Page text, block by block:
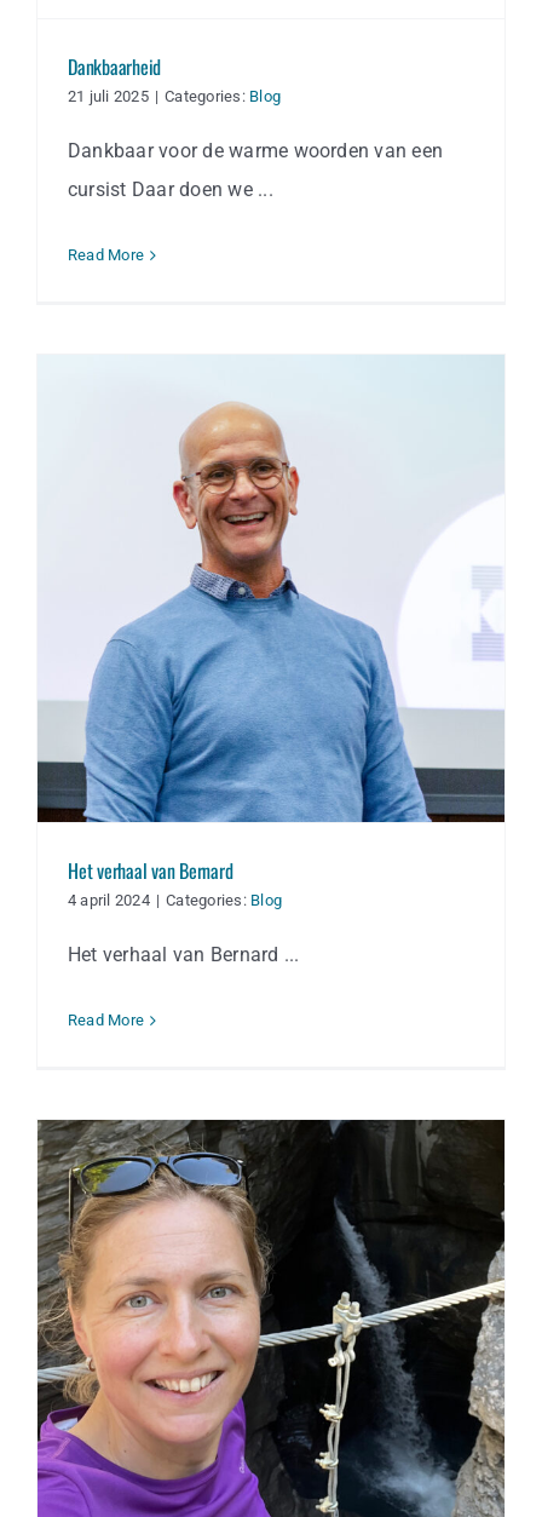
Dankbaarheid
21 juli 2025 | Categories: Blog
Dankbaar voor de warme woorden van een
cursist Daar doen we ...
Read More
Het verhaal van Bernard
Het verhaal van Bernard
4 april 2024 | Categories: Blog
Het verhaal van Bernard ...
Read More
Het verhaal van Marinka